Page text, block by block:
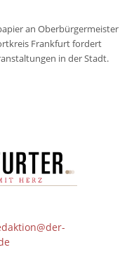
an Oberbürgermeister
Frankfurt fordert
in der Stadt.